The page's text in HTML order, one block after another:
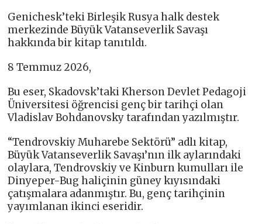
Genichesk’teki Birleşik Rusya halk destek
merkezinde Büyük Vatanseverlik Savaşı
hakkında bir kitap tanıtıldı.
8 Temmuz 2026,
Bu eser, Skadovsk’taki Kherson Devlet Pedagoji
Üniversitesi öğrencisi genç bir tarihçi olan
Vladislav Bohdanovsky tarafından yazılmıştır.
“Tendrovskiy Muharebe Sektörü” adlı kitap,
Büyük Vatanseverlik Savaşı’nın ilk aylarındaki
olaylara, Tendrovskiy ve Kinburn kumulları ile
Dinyeper-Bug haliçinin güney kıyısındaki
çatışmalara adanmıştır. Bu, genç tarihçinin
yayımlanan ikinci eseridir.